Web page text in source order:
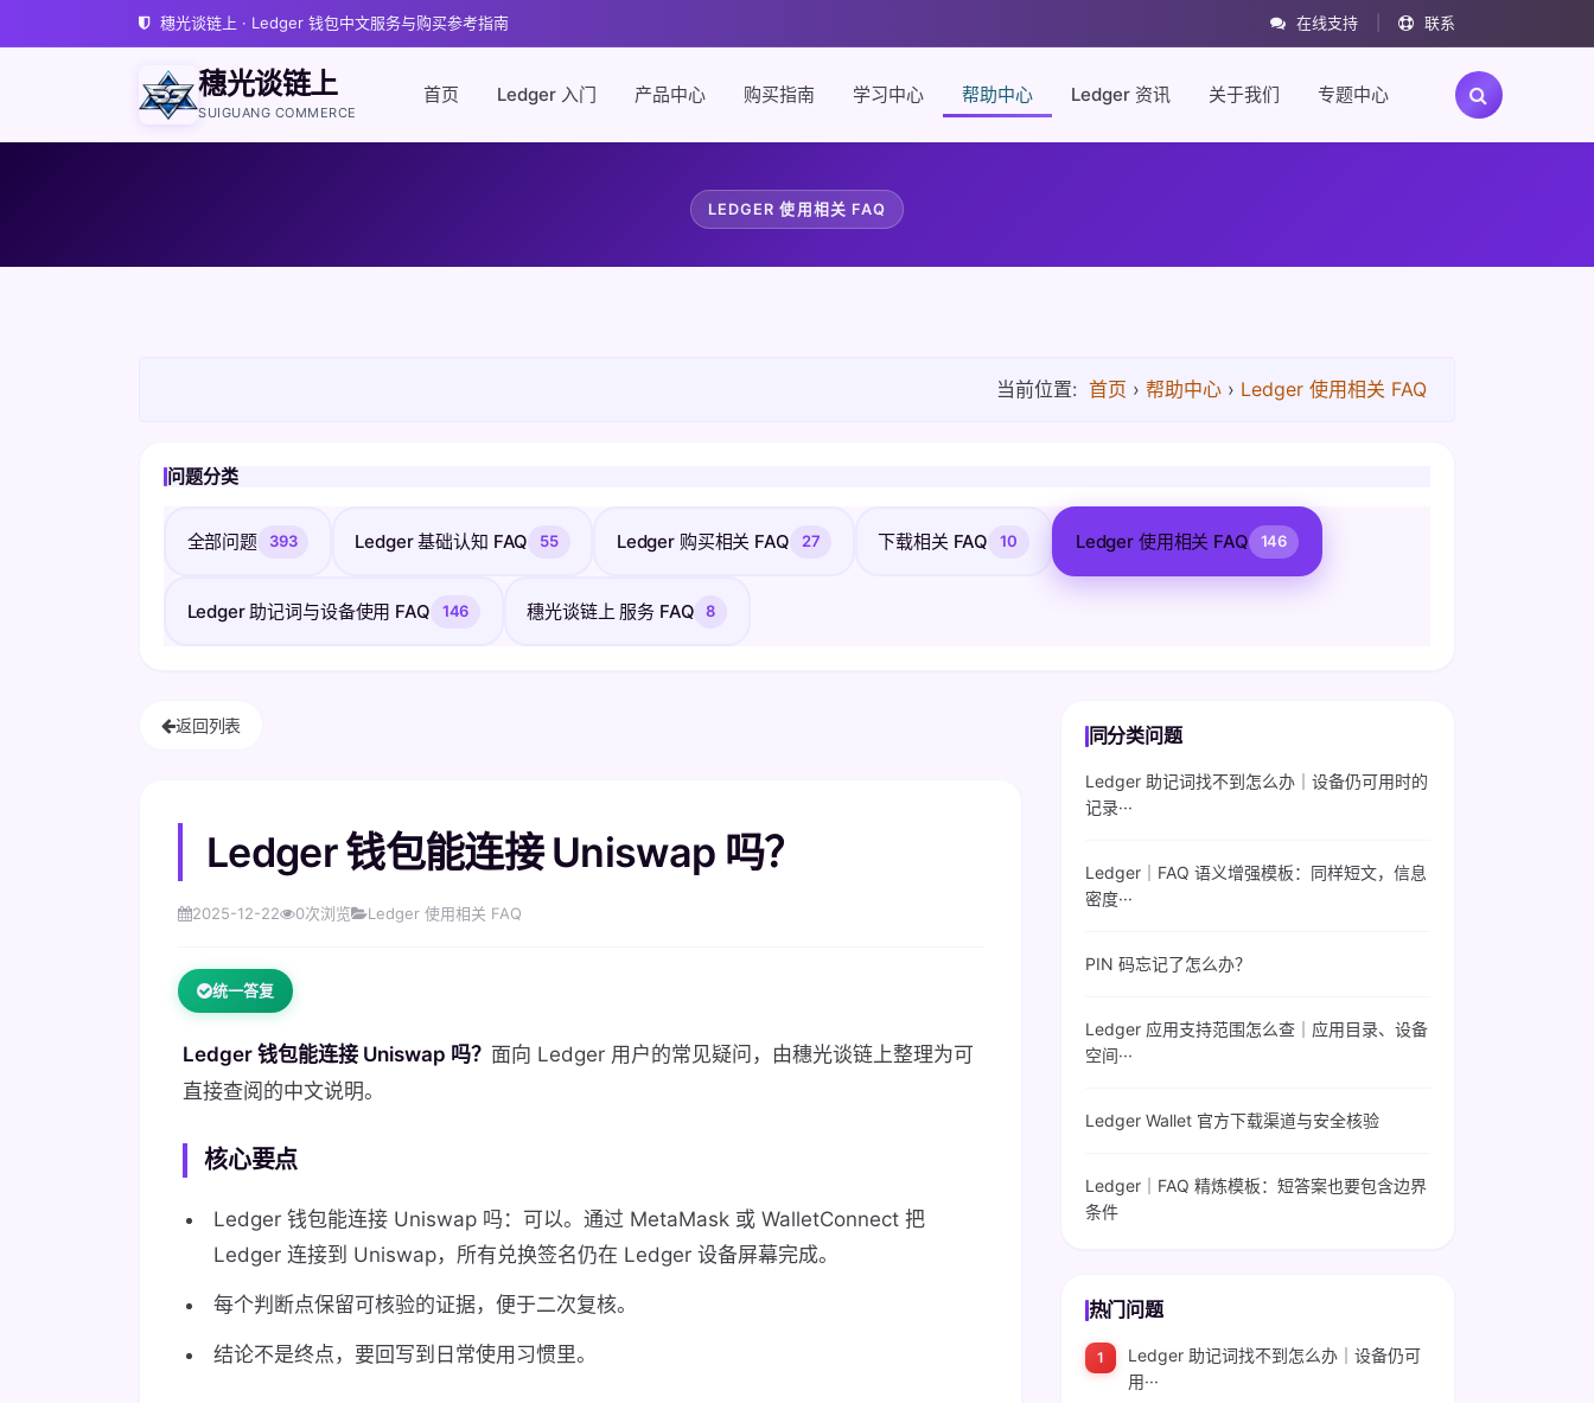
穗光谈链上 · Ledger 钱包中文服务与购买参考指南 在线支持 联系
穗光谈链上
SUIGUANG COMMERCE
首页 Ledger 入门 产品中心 购买指南 学习中心 帮助中心 Ledger 资讯 关于我们 专题中心
LEDGER 使用相关 FAQ
当前位置: 首页 › 帮助中心 › Ledger 使用相关 FAQ
问题分类
全部问题 393 Ledger 基础认知 FAQ 55 Ledger 购买相关 FAQ 27 下载相关 FAQ 10 Ledger 使用相关 FAQ 146
Ledger 助记词与设备使用 FAQ 146 穗光谈链上 服务 FAQ 8
返回列表
Ledger 钱包能连接 Uniswap 吗？
2025-12-22 0次浏览 Ledger 使用相关 FAQ
统一答复
Ledger 钱包能连接 Uniswap 吗？ 面向 Ledger 用户的常见疑问，由穗光谈链上整理为可
直接查阅的中文说明。
核心要点
Ledger 钱包能连接 Uniswap 吗：可以。通过 MetaMask 或 WalletConnect 把
Ledger 连接到 Uniswap，所有兑换签名仍在 Ledger 设备屏幕完成。
每个判断点保留可核验的证据，便于二次复核。
结论不是终点，要回写到日常使用习惯里。
同分类问题
Ledger 助记词找不到怎么办｜设备仍可用时的
记录···
Ledger｜FAQ 语义增强模板：同样短文，信息
密度···
PIN 码忘记了怎么办？
Ledger 应用支持范围怎么查｜应用目录、设备
空间···
Ledger Wallet 官方下载渠道与安全核验
Ledger｜FAQ 精炼模板：短答案也要包含边界
条件
热门问题
Ledger 助记词找不到怎么办｜设备仍可
用···